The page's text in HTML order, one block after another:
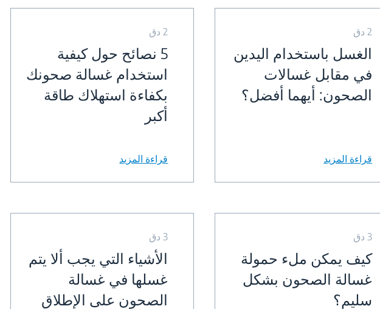
2 دق
الغسل باستخدام اليدين
في مقابل غسالات
الصحون: أيهما أفضل؟
قراءة المزيد
2 دق
5 نصائح حول كيفية
استخدام غسالة صحونك
بكفاءة استهلاك طاقة
أكبر
قراءة المزيد
3 دق
كيف يمكن ملء حمولة
غسالة الصحون بشكل
سليم؟
3 دق
الأشياء التي يجب ألا يتم
غسلها في غسالة
الصحون على الإطلاق